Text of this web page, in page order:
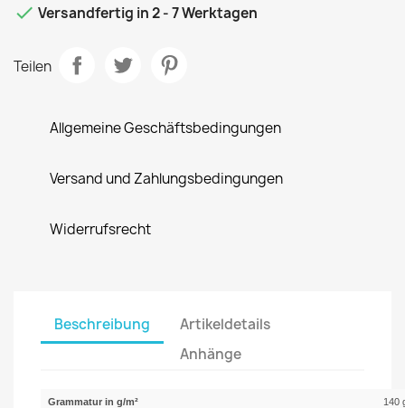
 Versandfertig in 2 - 7 Werktagen
Teilen
Allgemeine Geschäftsbedingungen
Versand und Zahlungsbedingungen
Widerrufsrecht
Beschreibung
Artikeldetails
Anhänge
Grammatur in g/m² 140